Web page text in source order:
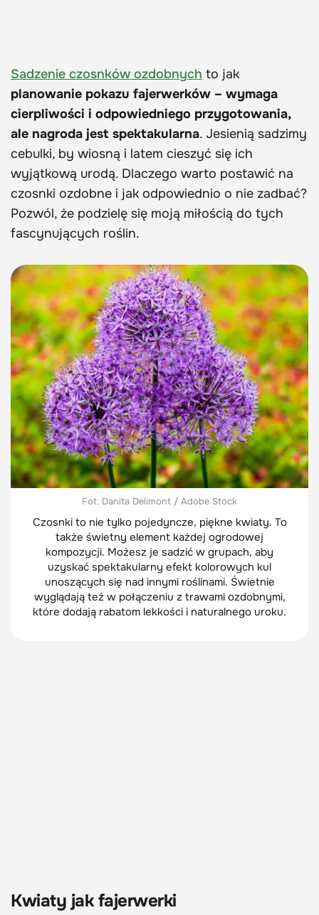
Sadzenie czosnków ozdobnych to jak
planowanie pokazu fajerwerków – wymaga
cierpliwości i odpowiedniego przygotowania,
ale nagroda jest spektakularna. Jesienią sadzimy
cebulki, by wiosną i latem cieszyć się ich
wyjątkową urodą. Dlaczego warto postawić na
czosnki ozdobne i jak odpowiednio o nie zadbać?
Pozwól, że podzielę się moją miłością do tych
fascynujących roślin.
Fot. Danita Delimont / Adobe Stock
Czosnki to nie tylko pojedyncze, piękne kwiaty. To
także świetny element każdej ogrodowej
kompozycji. Możesz je sadzić w grupach, aby
uzyskać spektakularny efekt kolorowych kul
unoszących się nad innymi roślinami. Świetnie
wyglądają też w połączeniu z trawami ozdobnymi,
które dodają rabatom lekkości i naturalnego uroku.
Kwiaty jak fajerwerki